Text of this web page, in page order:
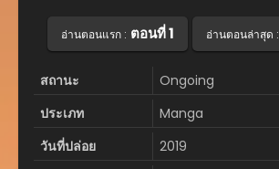
อ่านตอนแรก : ตอนที่ 1 อ่านตอนล่าสุด :
สถานะ
Ongoing
ประเภท
Manga
วันที่ปล่อย
2019